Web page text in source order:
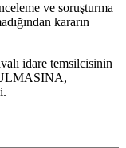
ve soruşturma
kararın
idare temsilcisinin